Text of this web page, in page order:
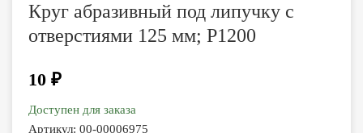
Круг абразивный под липучку с
отверстиями 125 мм; P1200
10 ₽
Доступен для заказа
Артикул: 00-00006975